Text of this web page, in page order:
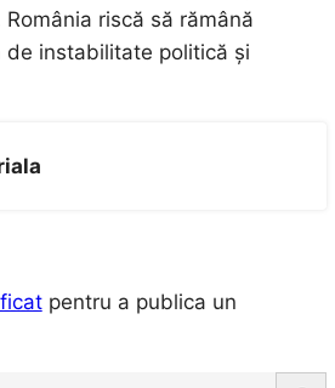
riscă să rămână
instabilitate politică și
pentru a publica un